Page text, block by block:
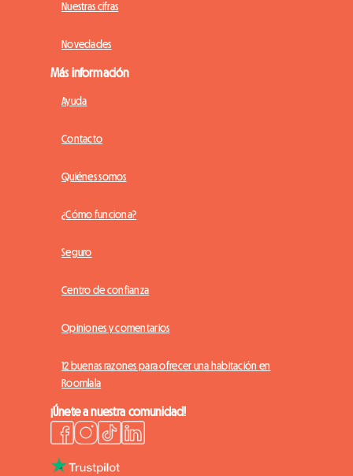
Nuestras cifras
Novedades
Más información
Ayuda
Contacto
Quiénes somos
¿Cómo funciona?
Seguro
Centro de confianza
Opiniones y comentarios
12 buenas razones para ofrecer una habitación en
Roomlala
¡Únete a nuestra comunidad!